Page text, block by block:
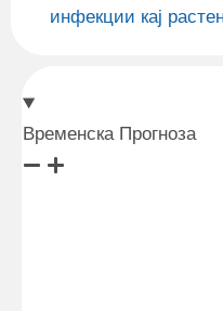
инфекции кај
Временска Прогноза